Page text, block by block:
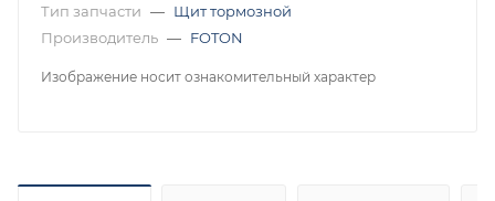
Тип запчасти — Щит тормозной
Производитель — FOTON
Изображение носит ознакомительный характер